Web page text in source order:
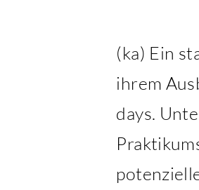
(ka) Ein
ihrem
days.